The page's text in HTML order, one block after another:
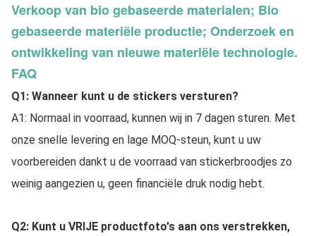
Verkoop van bio gebaseerde materialen; Bio
gebaseerde materiële productie; Onderzoek en
ontwikkeling van nieuwe materiële technologie.
FAQ
Q1: Wanneer kunt u de stickers versturen?
A1: Normaal in voorraad, kunnen wij in 7 dagen sturen. Met
onze snelle levering en lage MOQ-steun, kunt u uw
voorbereiden dankt u de voorraad van stickerbroodjes zo
weinig aangezien u, geen financiële druk nodig hebt.
Q2: Kunt u VRIJE productfoto's aan ons verstrekken,